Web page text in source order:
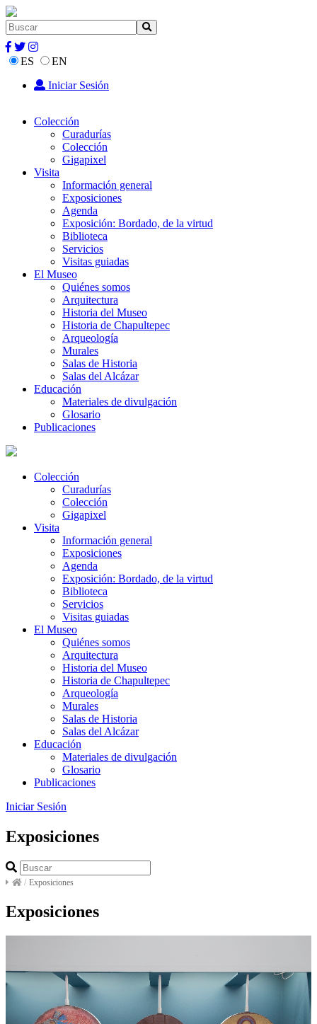
ES
EN
Iniciar Sesión
Colección
Curadurías
Colección
Gigapixel
Visita
Información general
Exposiciones
Agenda
Exposición: Bordado, de la virtud
Biblioteca
Servicios
Visitas guiadas
El Museo
Quiénes somos
Arquitectura
Historia del Museo
Historia de Chapultepec
Arqueología
Murales
Salas de Historia
Salas del Alcázar
Educación
Materiales de divulgación
Glosario
Publicaciones
Colección
Curadurías
Colección
Gigapixel
Visita
Información general
Exposiciones
Agenda
Exposición: Bordado, de la virtud
Biblioteca
Servicios
Visitas guiadas
El Museo
Quiénes somos
Arquitectura
Historia del Museo
Historia de Chapultepec
Arqueología
Murales
Salas de Historia
Salas del Alcázar
Educación
Materiales de divulgación
Glosario
Publicaciones
Iniciar Sesión
Exposiciones
/ Exposiciones
Exposiciones